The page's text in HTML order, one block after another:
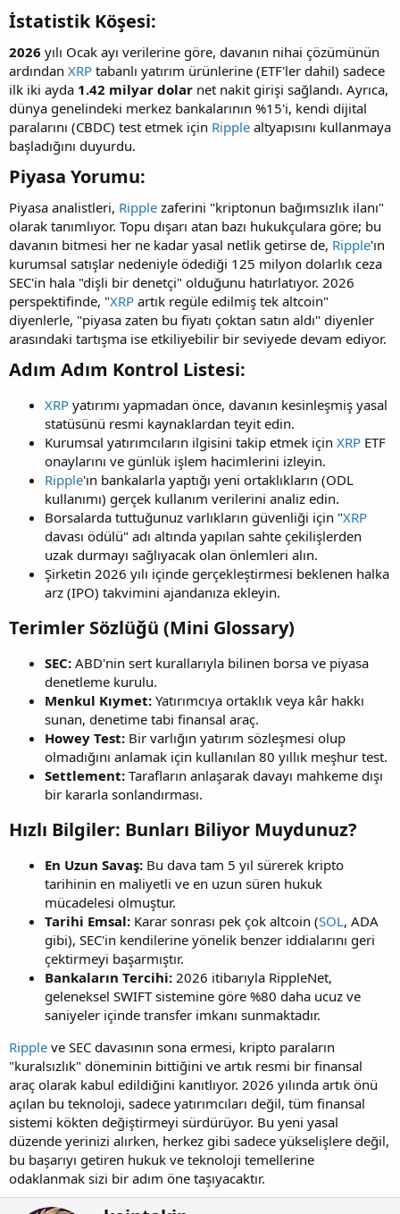
İstatistik Köşesi:​
2026 yılı Ocak ayı verilerine göre, davanın nihai çözümünün
ardından XRP tabanlı yatırım ürünlerine (ETF'ler dahil) sadece
ilk iki ayda 1.42 milyar dolar net nakit girişi sağlandı. Ayrıca,
dünya genelindeki merkez bankalarının %15'i, kendi dijital
paralarını (CBDC) test etmek için Ripple altyapısını kullanmaya
başladığını duyurdu.
Piyasa Yorumu:​
Piyasa analistleri, Ripple zaferini "kriptonun bağımsızlık ilanı"
olarak tanımlıyor. Topu dışarı atan bazı hukukçulara göre; bu
davanın bitmesi her ne kadar yasal netlik getirse de, Ripple'ın
kurumsal satışlar nedeniyle ödediği 125 milyon dolarlık ceza
SEC'in hala "dişli bir denetçi" olduğunu hatırlatıyor. 2026
perspektifinde, "XRP artık regüle edilmiş tek altcoin"
diyenlerle, "piyasa zaten bu fiyatı çoktan satın aldı" diyenler
arasındaki tartışma ise etkiliyebilir bir seviyede devam ediyor.
Adım Adım Kontrol Listesi:​
XRP yatırımı yapmadan önce, davanın kesinleşmiş yasal
statüsünü resmi kaynaklardan teyit edin.
Kurumsal yatırımcıların ilgisini takip etmek için XRP ETF
onaylarını ve günlük işlem hacimlerini izleyin.
Ripple'ın bankalarla yaptığı yeni ortaklıkların (ODL
kullanımı) gerçek kullanım verilerini analiz edin.
Borsalarda tuttuğunuz varlıkların güvenliği için "XRP
davası ödülü" adı altında yapılan sahte çekilişlerden
uzak durmayı sağlıyacak olan önlemleri alın.
Şirketin 2026 yılı içinde gerçekleştirmesi beklenen halka
arz (IPO) takvimini ajandanıza ekleyin.
Terimler Sözlüğü (Mini Glossary)​
SEC: ABD'nin sert kurallarıyla bilinen borsa ve piyasa
denetleme kurulu.
Menkul Kıymet: Yatırımcıya ortaklık veya kâr hakkı
sunan, denetime tabi finansal araç.
Howey Test: Bir varlığın yatırım sözleşmesi olup
olmadığını anlamak için kullanılan 80 yıllık meşhur test.
Settlement: Tarafların anlaşarak davayı mahkeme dışı
bir kararla sonlandırması.
Hızlı Bilgiler: Bunları Biliyor Muydunuz?​
En Uzun Savaş: Bu dava tam 5 yıl sürerek kripto
tarihinin en maliyetli ve en uzun süren hukuk
mücadelesi olmuştur.
Tarihi Emsal: Karar sonrası pek çok altcoin (SOL, ADA
gibi), SEC'in kendilerine yönelik benzer iddialarını geri
çektirmeyi başarmıştır.
Bankaların Tercihi: 2026 itibarıyla RippleNet,
geleneksel SWIFT sistemine göre %80 daha ucuz ve
saniyeler içinde transfer imkanı sunmaktadır.
Ripple ve SEC davasının sona ermesi, kripto paraların
"kuralsızlık" döneminin bittiğini ve artık resmi bir finansal
araç olarak kabul edildiğini kanıtlıyor. 2026 yılında artık önü
açılan bu teknoloji, sadece yatırımcıları değil, tüm finansal
sistemi kökten değiştirmeyi sürdürüyor. Bu yeni yasal
düzende yerinizi alırken, herkez gibi sadece yükselişlere değil,
bu başarıyı getiren hukuk ve teknoloji temellerine
odaklanmak sizi bir adım öne taşıyacaktır.